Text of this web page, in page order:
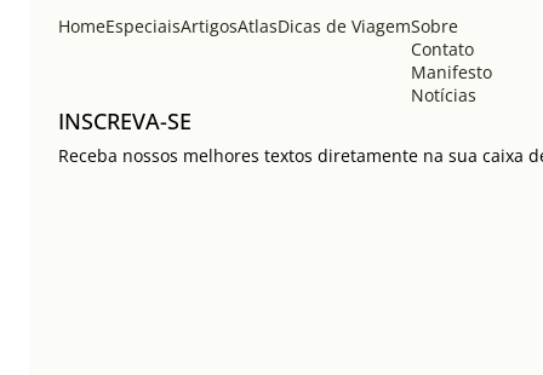
HomeEspeciaisArtigosAtlasDicas de ViagemSobre
Contato
Manifesto
Notícias
INSCREVA-SE
Receba nossos melhores textos diretamente na sua caixa